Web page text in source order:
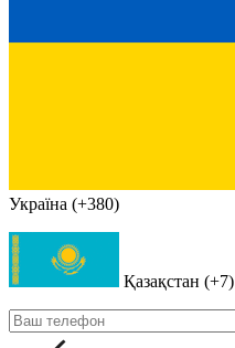
Україна (+380)
Қазақстан (+7)